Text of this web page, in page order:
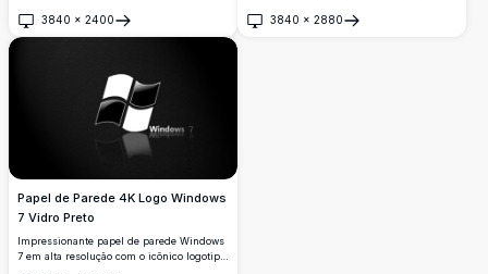
Perfeito para personalização do desktop.
3840 × 2400
Abrir
vibrante e seus longos tentáculos brancos
3840 × 2880
Abrir
Papel de Parede 4K Logo Windows
7 Vidro Preto
Impressionante papel de parede Windows
7 em alta resolução com o icônico logotipo